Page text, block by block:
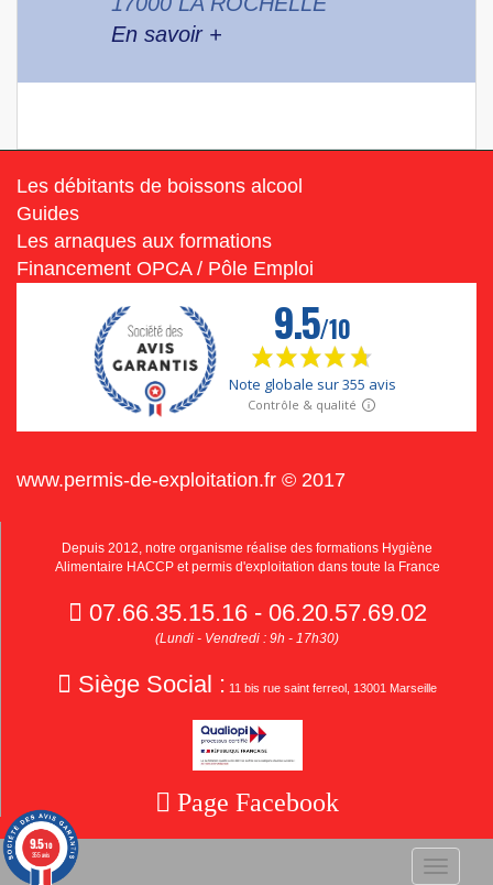
En savoir +
Les débitants de boissons alcool
Guides
Les arnaques aux formations
Financement OPCA / Pôle Emploi
www.permis-de-exploitation.fr © 2017
Depuis 2012, notre organisme réalise des formations Hygiène
Alimentaire HACCP et permis d'exploitation dans toute la France
07.66.35.15.16 - 06.20.57.69.02
(Lundi - Vendredi : 9h - 17h30)
Siège Social : 11 bis rue saint ferreol, 13001 Marseille
Page Facebook
Toggle
9.5/10
355 avis